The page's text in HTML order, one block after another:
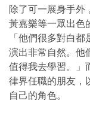
除了可一展身手外
黃嘉樂等一眾出色
「他們很多對白
演出非常自然。他
值得我去學習。」
律界任職的朋友，
自己的角色。